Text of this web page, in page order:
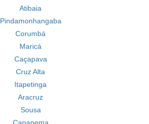
Atibaia
Pindamonhangaba
Corumbá
Maricá
Caçapava
Cruz Alta
Itapetinga
Aracruz
Sousa